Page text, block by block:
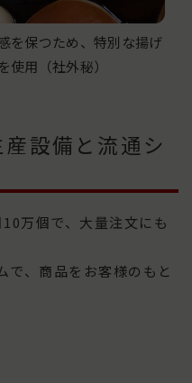
金）にまとめて行うた
日（水）～8月17日
しますが、何卒ご理
願い申し上げます。
を保つため、特別な揚げ
使用（社外秘）
設備と流通シ
万個で、大量注文にも
で、商品をお客様のもと
山口県